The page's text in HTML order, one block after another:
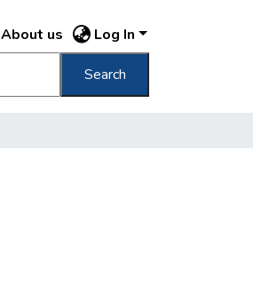
About us Log In
Search